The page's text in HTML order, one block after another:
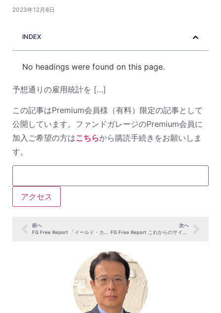
2023年12月8日
INDEX
No headings were found on this page.
予想通りの雇用統計を […]
この記事はPremium会員様（有料）限定の記事として
公開しています。ファンドガレージのPremium会員に
加入ご希望の方はこちらから購読手続きをお願いしま
す。
前へ
FG Free Report 「イールド・カーブ」とは何か？正しい見方を知ろう（5月15日号抜粋）
次へ
FG Free Report これからのサイバーセキュリティについて考える（5月22日号抜粋）